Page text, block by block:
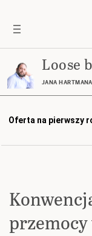
Loose
JANA
Oferta na pierwszy